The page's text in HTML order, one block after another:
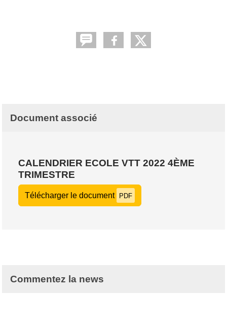
Document associé
CALENDRIER ECOLE VTT 2022 4ÈME
TRIMESTRE
Télécharger le document PDF
Commentez la news